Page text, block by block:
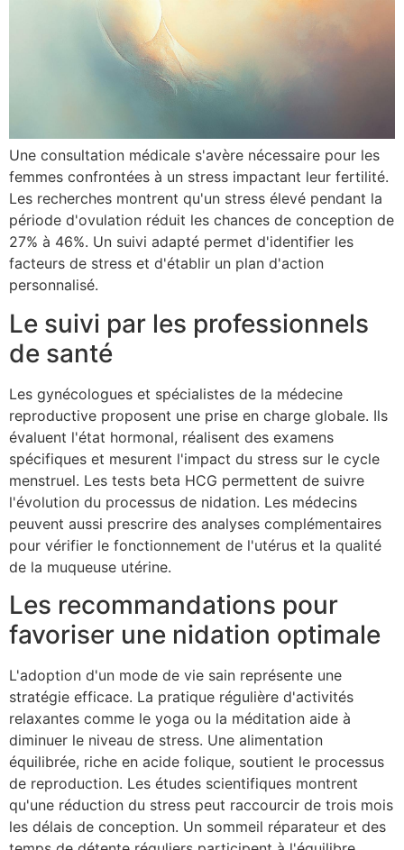
Une consultation médicale s'avère nécessaire pour les
femmes confrontées à un stress impactant leur fertilité.
Les recherches montrent qu'un stress élevé pendant la
période d'ovulation réduit les chances de conception de
27% à 46%. Un suivi adapté permet d'identifier les
facteurs de stress et d'établir un plan d'action
personnalisé.
Le suivi par les professionnels
de santé
Les gynécologues et spécialistes de la médecine
reproductive proposent une prise en charge globale. Ils
évaluent l'état hormonal, réalisent des examens
spécifiques et mesurent l'impact du stress sur le cycle
menstruel. Les tests beta HCG permettent de suivre
l'évolution du processus de nidation. Les médecins
peuvent aussi prescrire des analyses complémentaires
pour vérifier le fonctionnement de l'utérus et la qualité
de la muqueuse utérine.
Les recommandations pour
favoriser une nidation optimale
L'adoption d'un mode de vie sain représente une
stratégie efficace. La pratique régulière d'activités
relaxantes comme le yoga ou la méditation aide à
diminuer le niveau de stress. Une alimentation
équilibrée, riche en acide folique, soutient le processus
de reproduction. Les études scientifiques montrent
qu'une réduction du stress peut raccourcir de trois mois
les délais de conception. Un sommeil réparateur et des